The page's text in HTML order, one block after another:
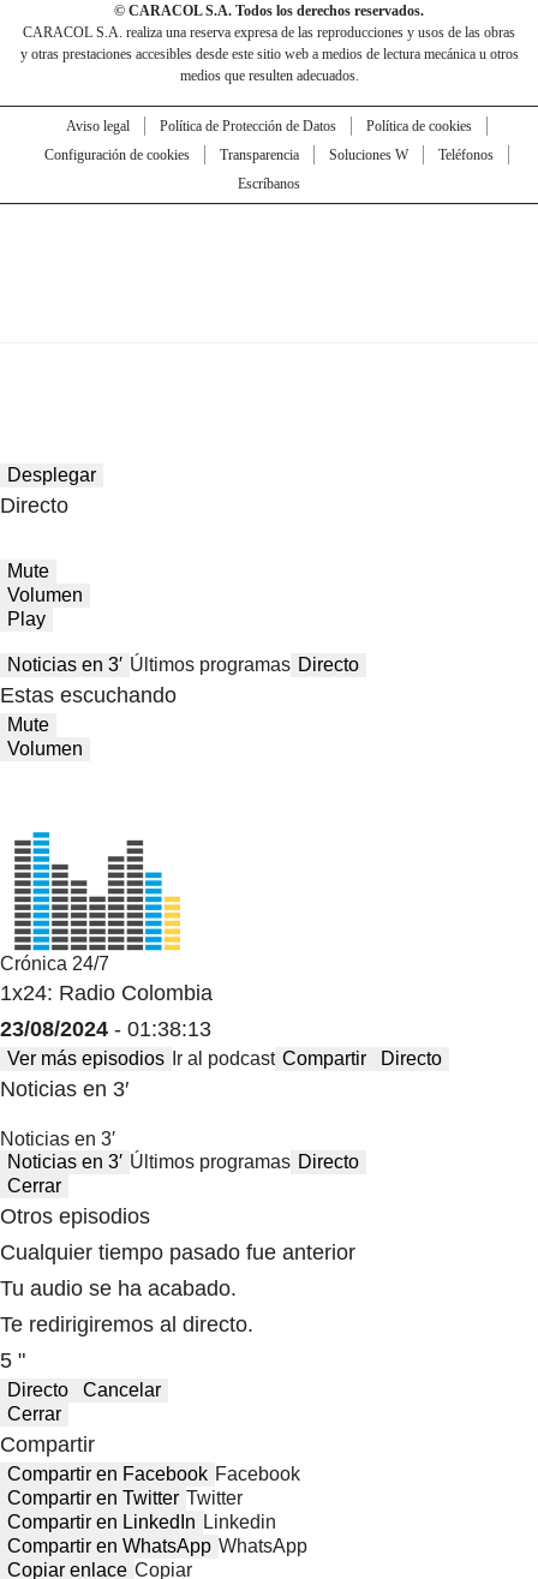
© CARACOL S.A. Todos los derechos reservados.
CARACOL S.A. realiza una reserva expresa de las reproducciones y usos de las obras
y otras prestaciones accesibles desde este sitio web a medios de lectura mecánica u otros
medios que resulten adecuados.
Aviso legal Política de Protección de Datos
Política de cookies
Configuración de cookies
Transparencia Soluciones W
Teléfonos
Escríbanos
Desplegar
Directo
Mute
Volumen
Play
Noticias en 3′ Últimos programas Directo
Estas escuchando
Mute
Volumen
Crónica 24/7
1x24: Radio Colombia
23/08/2024 - 01:38:13
Ver más episodios Ir al podcast Compartir Directo
Noticias en 3′
Noticias en 3′
Noticias en 3′ Últimos programas Directo
Cerrar
Otros episodios
Cualquier tiempo pasado fue anterior
Tu audio se ha acabado.
Te redirigiremos al directo.
5 "
Directo
Cancelar
Cerrar
Compartir
Compartir en Facebook Facebook
Compartir en Twitter Twitter
Compartir en LinkedIn Linkedin
Compartir en WhatsApp WhatsApp
Copiar enlace Copiar